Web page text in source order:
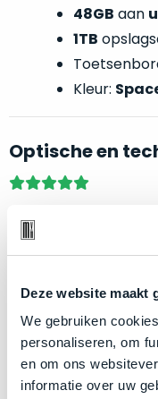
Deze website maakt
We gebruiken
personaliseren, om
en om ons
informatie over uw
48GB aan
1TB
Kleur:
Optische en
Als nieuw –
Dit betreft een
Wanneer er een
model achter in
over! De doos
batterijstatus te
customer
return’
uitgepakt
de
retourperiode
teruggestuurd.
Dus
niks
refurbished,
vervangen.
Simpelweg
weinig
gebruikt.
Zowel
model
beste
all-
round’
binnen
de
Het
is
een
Mac
die